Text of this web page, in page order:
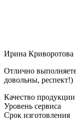
Ирина Криворотова
Отлично
довольны, респект!)
Качество продукции
Уровень сервиса
Срок изготовления